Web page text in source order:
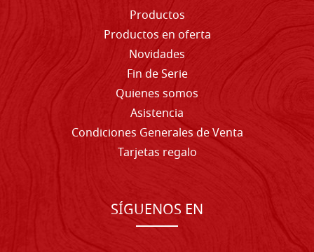
Productos
Productos en oferta
Novidades
Fin de Serie
Quienes somos
Asistencia
Condiciones Generales de Venta
Tarjetas regalo
SÍGUENOS EN